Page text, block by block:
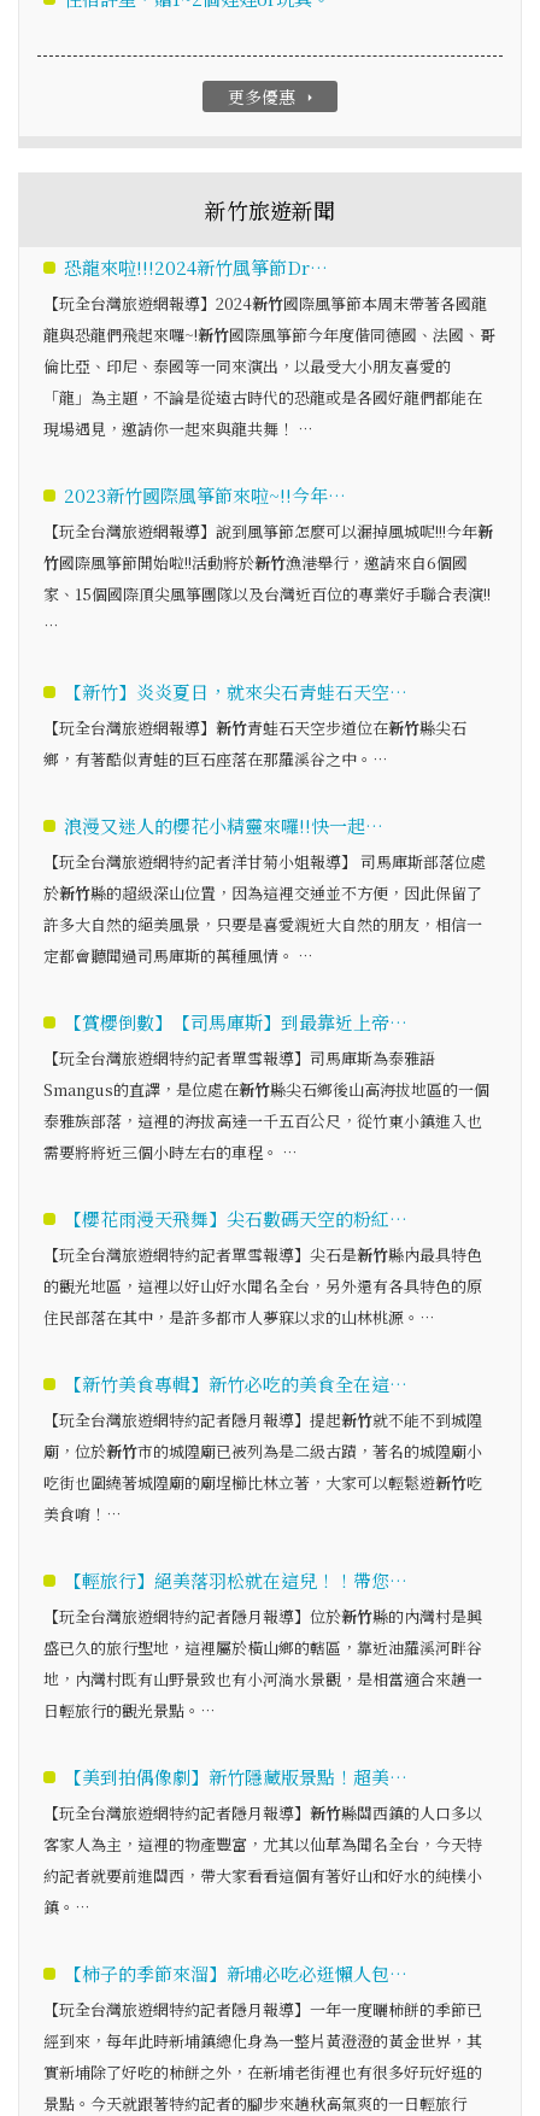
更多優惠 arrow_right
新竹旅遊新聞
恐龍來啦!!!2024新竹風箏節Dr…
【玩全台灣旅遊網報導】2024新竹國際風箏節本周末帶著各國龍
龍與恐龍們飛起來囉~!新竹國際風箏節今年度偕同德國、法國、哥
倫比亞、印尼、泰國等一同來演出，以最受大小朋友喜愛的
「龍」為主題，不論是從遠古時代的恐龍或是各國好龍們都能在
現場遇見，邀請你一起來與龍共舞！ …
2023新竹國際風箏節來啦~!!今年…
【玩全台灣旅遊網報導】說到風箏節怎麼可以漏掉風城呢!!!今年新
竹國際風箏節開始啦!!活動將於新竹漁港舉行，邀請來自6個國
家、15個國際頂尖風箏團隊以及台灣近百位的專業好手聯合表演!!
…
【新竹】炎炎夏日，就來尖石青蛙石天空…
【玩全台灣旅遊網報導】 新竹青蛙石天空步道位在新竹縣尖石
鄉，有著酷似青蛙的巨石座落在那羅溪谷之中。…
浪漫又迷人的櫻花小精靈來囉!!快一起…
【玩全台灣旅遊網特約記者洋甘菊小姐報導】 司馬庫斯部落位處
於新竹縣的超級深山位置，因為這裡交通並不方便，因此保留了
許多大自然的絕美風景，只要是喜愛親近大自然的朋友，相信一
定都會聽聞過司馬庫斯的萬種風情。 …
【賞櫻倒數】【司馬庫斯】到最靠近上帝…
【玩全台灣旅遊網特約記者單雪報導】司馬庫斯為泰雅語
Smangus的直譯，是位處在新竹縣尖石鄉後山高海拔地區的一個
泰雅族部落，這裡的海拔高達一千五百公尺，從竹東小鎮進入也
需要將將近三個小時左右的車程。 …
【櫻花雨漫天飛舞】尖石數碼天空的粉紅…
【玩全台灣旅遊網特約記者單雪報導】尖石是新竹縣內最具特色
的觀光地區，這裡以好山好水聞名全台，另外還有各具特色的原
住民部落在其中，是許多都市人夢寐以求的山林桃源。…
【新竹美食專輯】新竹必吃的美食全在這…
【玩全台灣旅遊網特約記者隱月報導】提起新竹就不能不到城隍
廟，位於新竹市的城隍廟已被列為是二級古蹟，著名的城隍廟小
吃街也圍繞著城隍廟的廟埕櫛比林立著，大家可以輕鬆遊新竹吃
美食唷！…
【輕旅行】絕美落羽松就在這兒！！帶您…
【玩全台灣旅遊網特約記者隱月報導】位於新竹縣的內灣村是興
盛已久的旅行聖地，這裡屬於橫山鄉的轄區，靠近油羅溪河畔谷
地，內灣村既有山野景致也有小河淌水景觀，是相當適合來趟一
日輕旅行的觀光景點。…
【美到拍偶像劇】新竹隱藏版景點！超美…
【玩全台灣旅遊網特約記者隱月報導】 新竹縣關西鎮的人口多以
客家人為主，這裡的物產豐富，尤其以仙草為聞名全台，今天特
約記者就要前進關西，帶大家看看這個有著好山和好水的純樸小
鎮。…
【柿子的季節來溜】新埔必吃必逛懶人包…
【玩全台灣旅遊網特約記者隱月報導】一年一度曬柿餅的季節已
經到來，每年此時新埔鎮總化身為一整片黃澄澄的黃金世界，其
實新埔除了好吃的柿餅之外，在新埔老街裡也有很多好玩好逛的
景點。今天就跟著特約記者的腳步來趟秋高氣爽的一日輕旅行